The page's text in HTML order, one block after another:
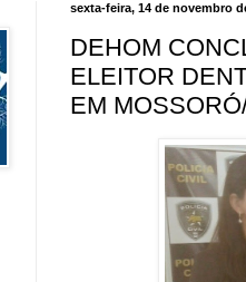
sexta-feira, 14 de novembro
DEHOM
ELEITOR
EM